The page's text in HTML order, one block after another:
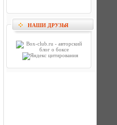
НАШИ ДРУЗЬЯ